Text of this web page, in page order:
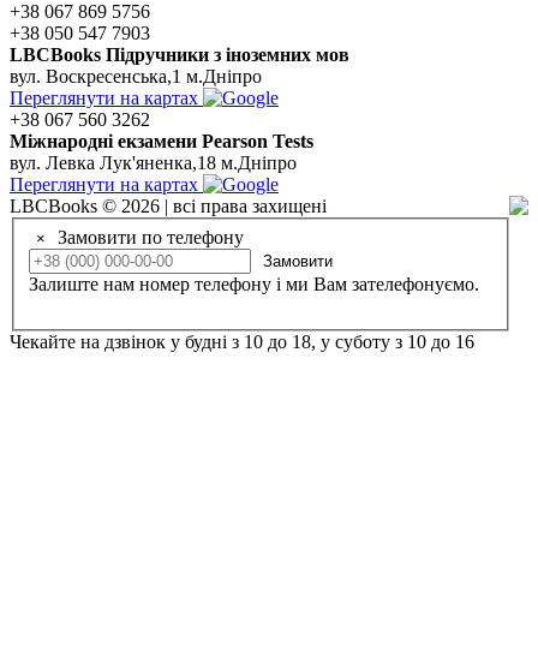
+38 067 869 5756
+38 050 547 7903
LBCBooks Підручники з іноземних мов
вул. Воскресенська,1 м.Дніпро
Переглянути на картах
+38 067 560 3262
Мiжнароднi екзамени Pearson Tests
вул. Левка Лук'яненка,18 м.Дніпро
Переглянути на картах
LBCBooks © 2026 | всі права захищені
× Замовити по телефону
Замовити
Залиште нам номер телефону і ми Вам зателефонуємо.
Чекайте на дзвінок у будні з 10 до 18, у суботу з 10 до 16